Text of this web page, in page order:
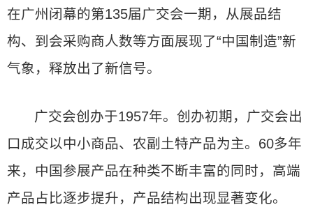
在广州闭幕的第135届广交会一期，从展品结
构、到会采购商人数等方面展现了“中国制造”新
气象，释放出了新信号。
广交会创办于1957年。创办初期，广交会出
口成交以中小商品、农副土特产品为主。60多年
来，中国参展产品在种类不断丰富的同时，高端
产品占比逐步提升，产品结构出现显著变化。